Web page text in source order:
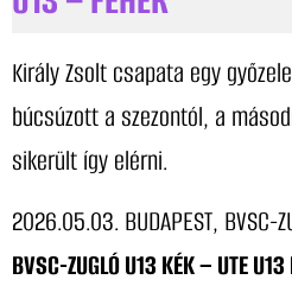
Király Zsolt csapata egy
búcsúzott a szezontól, a
sikerült így elérni.
2026.05.03. BUDAPEST, BVSC-
BVSC-ZUGLÓ U13 KÉK – UTE